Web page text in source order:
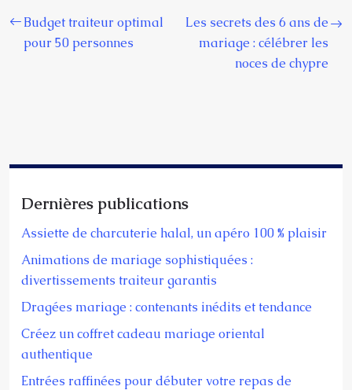
Budget traiteur optimal
pour 50 personnes
Les secrets des 6 ans de
mariage : célébrer les
noces de chypre
Dernières publications
Assiette de charcuterie halal, un apéro 100 % plaisir
Animations de mariage sophistiquées :
divertissements traiteur garantis
Dragées mariage : contenants inédits et tendance
Créez un coffret cadeau mariage oriental
authentique
Entrées raffinées pour débuter votre repas de